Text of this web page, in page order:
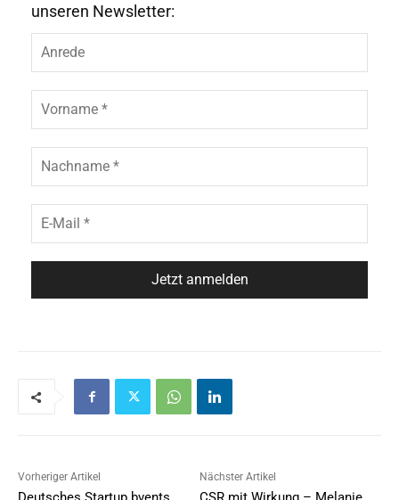
unseren Newsletter:
Vorheriger Artikel Nächster Artikel